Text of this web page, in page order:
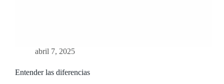
abril 7, 2025
Entender las diferencias